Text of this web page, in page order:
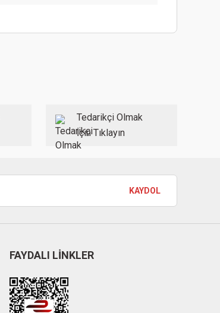
Tedarikçi Olmak
İçin Tıklayın
KAYDOL
FAYDALI LİNKLER